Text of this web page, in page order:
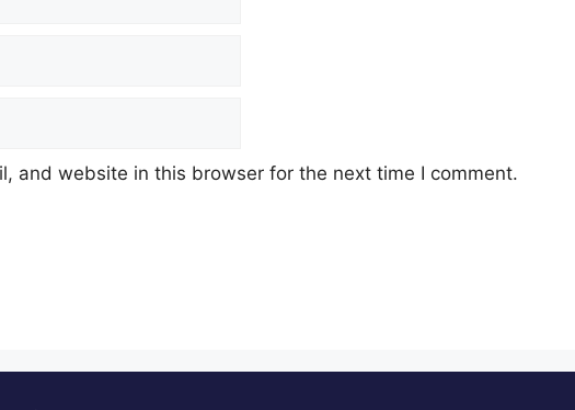
and website in this browser for the next time I comment.